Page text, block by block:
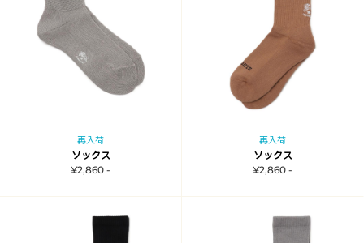
再入荷
ソックス
¥2,860 -
再入荷
ソックス
¥2,860 -